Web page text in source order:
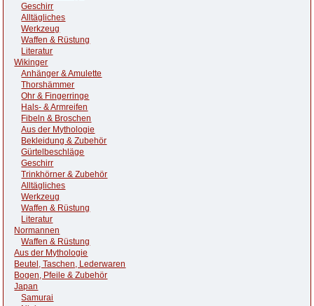
Geschirr
Alltägliches
Werkzeug
Waffen & Rüstung
Literatur
Wikinger
Anhänger & Amulette
Thorshämmer
Ohr & Fingerringe
Hals- & Armreifen
Fibeln & Broschen
Aus der Mythologie
Bekleidung & Zubehör
Gürtelbeschläge
Geschirr
Trinkhörner & Zubehör
Alltägliches
Werkzeug
Waffen & Rüstung
Literatur
Normannen
Waffen & Rüstung
Aus der Mythologie
Beutel, Taschen, Lederwaren
Bogen, Pfeile & Zubehör
Japan
Samurai